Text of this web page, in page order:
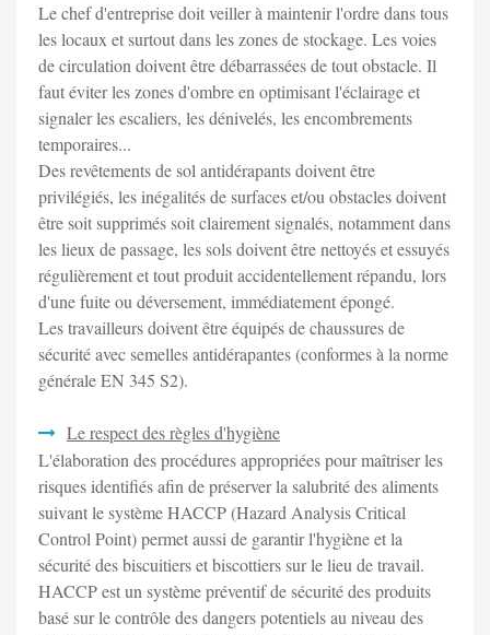
Le chef d'entreprise doit veiller à maintenir l'ordre dans tous
les locaux et surtout dans les zones de stockage. Les voies
de circulation doivent être débarrassées de tout obstacle. Il
faut éviter les zones d'ombre en optimisant l'éclairage et
signaler les escaliers, les dénivelés, les encombrements
temporaires...
Des revêtements de sol antidérapants doivent être
privilégiés, les inégalités de surfaces et/ou obstacles doivent
être soit supprimés soit clairement signalés, notamment dans
les lieux de passage, les sols doivent être nettoyés et essuyés
régulièrement et tout produit accidentellement répandu, lors
d'une fuite ou déversement, immédiatement épongé.
Les travailleurs doivent être équipés de chaussures de
sécurité avec semelles antidérapantes (conformes à la norme
générale EN 345 S2).
Le respect des règles d'hygiène
L'élaboration des procédures appropriées pour maîtriser les
risques identifiés afin de préserver la salubrité des aliments
suivant le système HACCP (Hazard Analysis Critical
Control Point) permet aussi de garantir l'hygiène et la
sécurité des biscuitiers et biscottiers sur le lieu de travail.
HACCP est un système préventif de sécurité des produits
basé sur le contrôle des dangers potentiels au niveau des